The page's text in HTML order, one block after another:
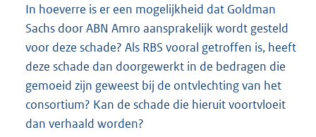
In hoeverre is er een mogelijkheid dat Goldman
Sachs door ABN Amro aansprakelijk wordt gesteld
voor deze schade? Als RBS vooral getroffen is, heeft
deze schade dan doorgewerkt in de bedragen die
gemoeid zijn geweest bij de ontvlechting van het
consortium? Kan de schade die hieruit voortvloeit
dan verhaald worden?